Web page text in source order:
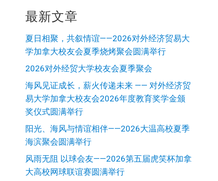
最新文章
夏日相聚，共叙情谊——2026对外经济贸易大
学加拿大校友会夏季烧烤聚会圆满举行
2026对外经贸大学校友会夏季聚会
海风见证成长，薪火传递未来 —— 对外经济贸
易大学加拿大校友会2026年度教育奖学金颁
奖仪式圆满举行
阳光、海风与情谊相伴——2026大温高校夏季
海滨聚会圆满举行
风雨无阻 以球会友——2026第五届虎笑杯加拿
大高校网球联谊赛圆满举行